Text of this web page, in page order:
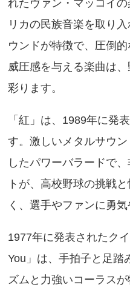
れたヴァン・マッコイ
リカの民族音楽を取り
ウンドが特徴で、圧倒
威圧感を与える楽曲は
彩ります。
「紅」は、1989年に発
す。激しいメタルサウ
したパワーバラードで
トが、高校野球の挑戦
く、選手やファンに勇
1977年に発表されたク
You」は、手拍子と足踏
ズムと力強いコーラス